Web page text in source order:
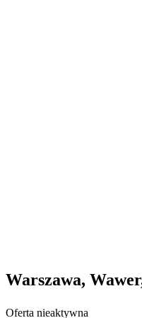
Warszawa,
Oferta nieaktywna